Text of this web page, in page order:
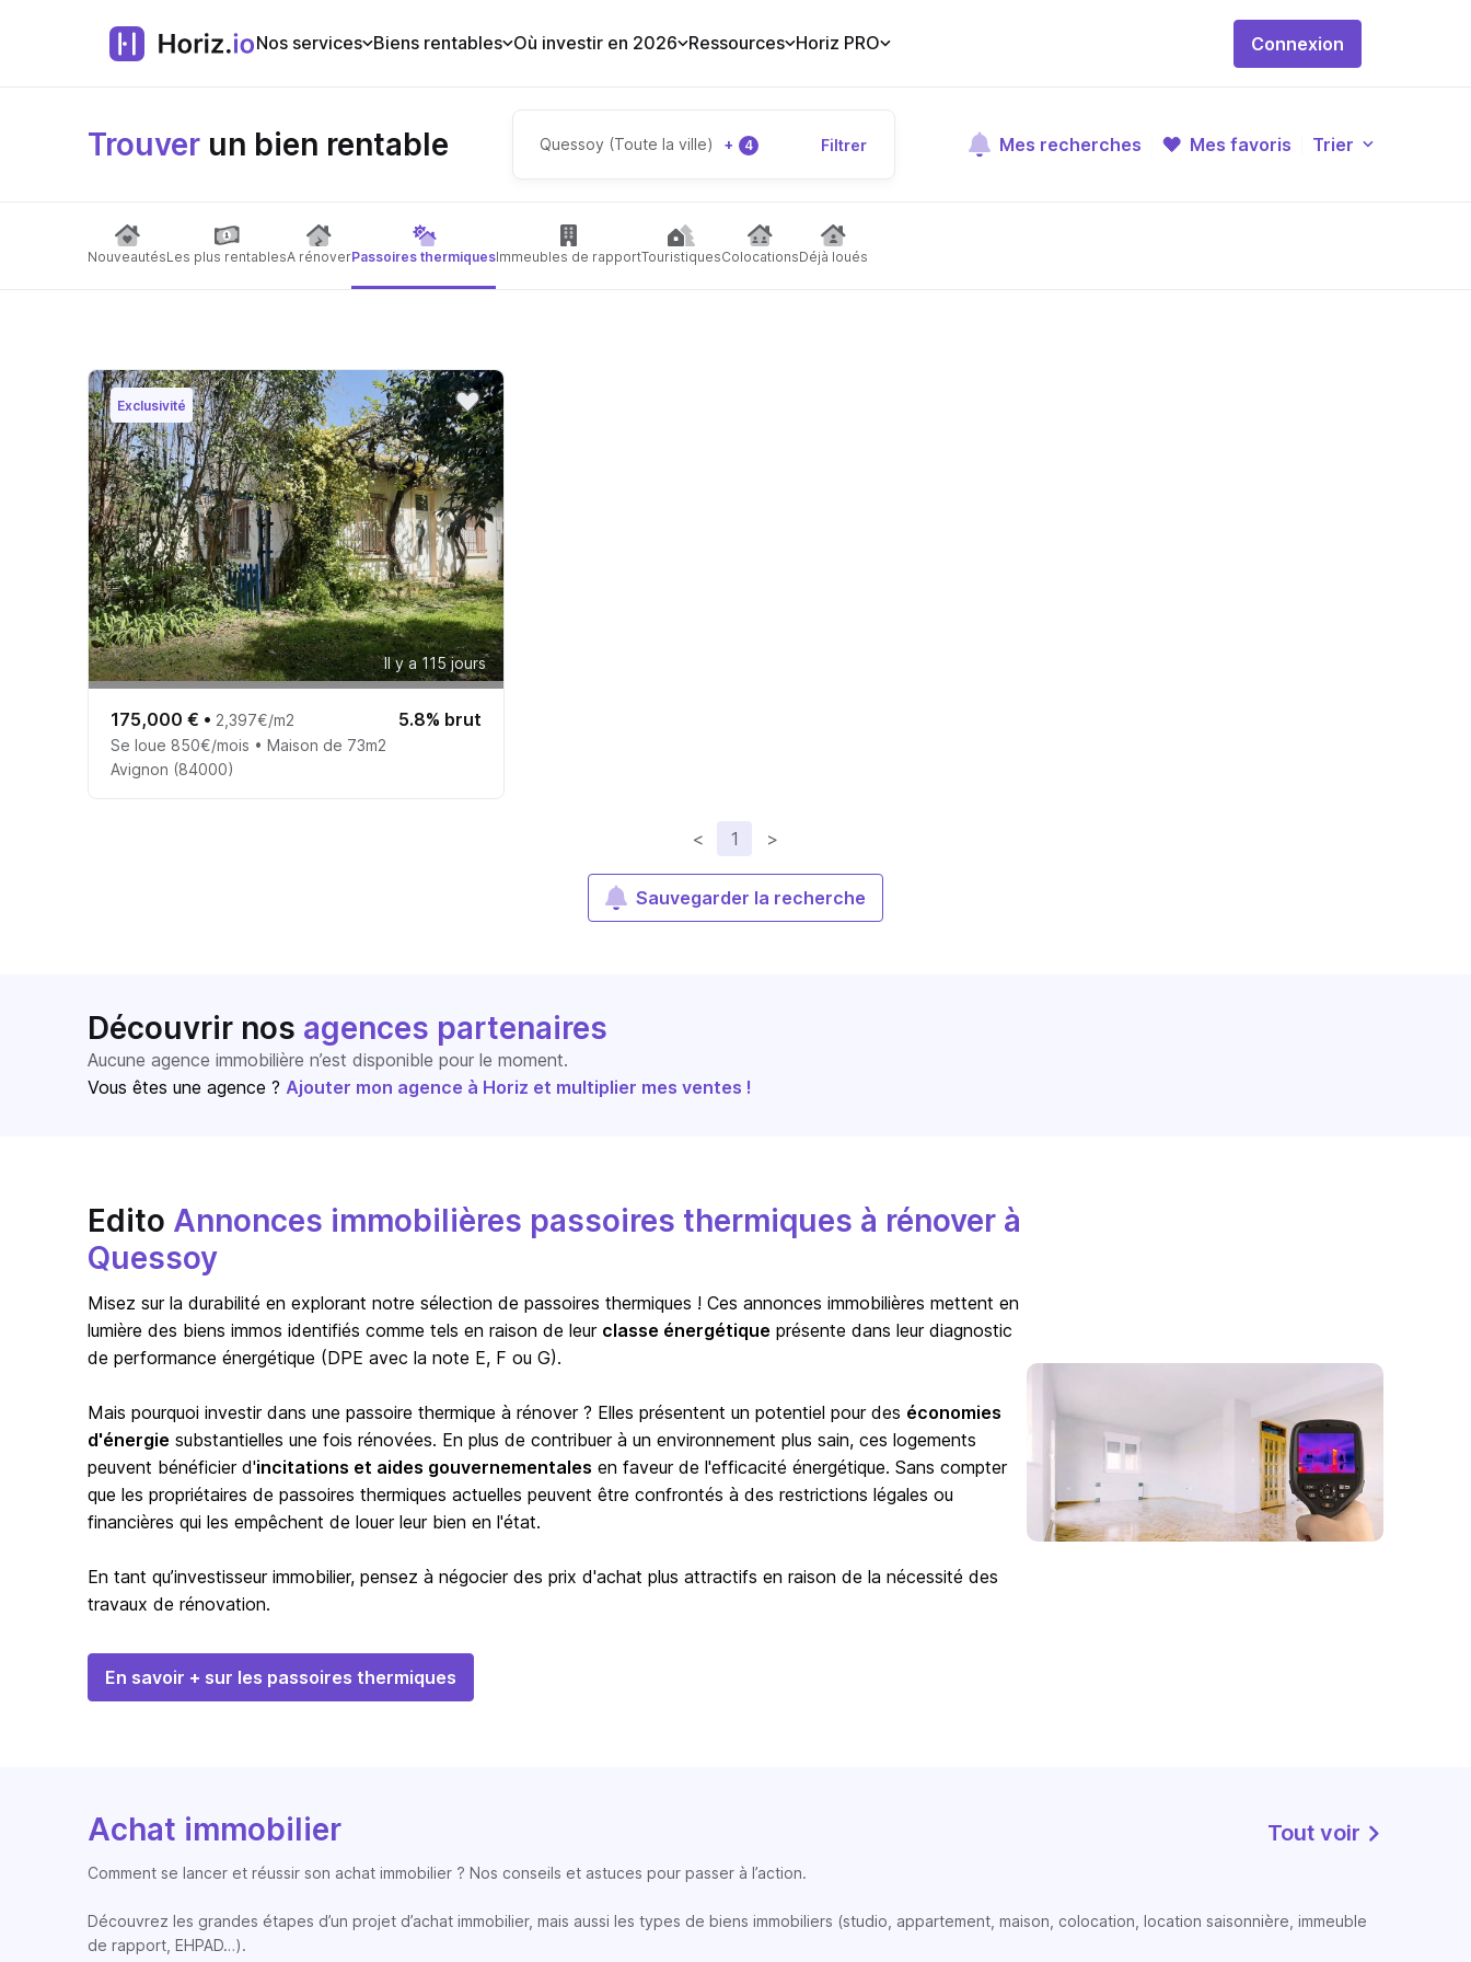
Nos services Biens rentables Où investir en 2026 Ressources Horiz PRO Connexion
Trouver un bien rentable Quessoy (Toute la ville) + 4 Filtrer Mes recherches Mes favoris Trier
NouveautésLes plus rentablesA rénoverPassoires thermiquesImmeubles de rapportTouristiquesColocationsDéjà loués
Exclusivité
Il y a 115 jours
175,000 € • 2,397€/m2 5.8% brut
Se loue 850€/mois • Maison de 73m2
Avignon (84000)
< 1 >
Sauvegarder la recherche
Découvrir nos agences partenaires
Aucune agence immobilière n’est disponible pour le moment.
Vous êtes une agence ? Ajouter mon agence à Horiz et multiplier mes ventes !
Edito Annonces immobilières passoires thermiques à rénover à
Quessoy
Misez sur la durabilité en explorant notre sélection de passoires thermiques ! Ces annonces immobilières mettent en
lumière des biens immos identifiés comme tels en raison de leur classe énergétique présente dans leur diagnostic
de performance énergétique (DPE avec la note E, F ou G).
Mais pourquoi investir dans une passoire thermique à rénover ? Elles présentent un potentiel pour des économies
d'énergie substantielles une fois rénovées. En plus de contribuer à un environnement plus sain, ces logements
peuvent bénéficier d'incitations et aides gouvernementales en faveur de l'efficacité énergétique. Sans compter
que les propriétaires de passoires thermiques actuelles peuvent être confrontés à des restrictions légales ou
financières qui les empêchent de louer leur bien en l'état.
En tant qu’investisseur immobilier, pensez à négocier des prix d'achat plus attractifs en raison de la nécessité des
travaux de rénovation.
En savoir + sur les passoires thermiques
Achat immobilier Tout voir
Comment se lancer et réussir son achat immobilier ? Nos conseils et astuces pour passer à l’action.
Découvrez les grandes étapes d’un projet d’achat immobilier, mais aussi les types de biens immobiliers (studio, appartement, maison, colocation, location saisonnière, immeuble
de rapport, EHPAD…).